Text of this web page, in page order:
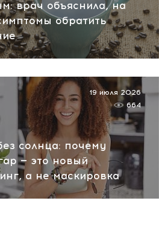
врач объяснила, на
обратить
солнца: почему
— это новый
а не маскировка
19 июля 2026
664